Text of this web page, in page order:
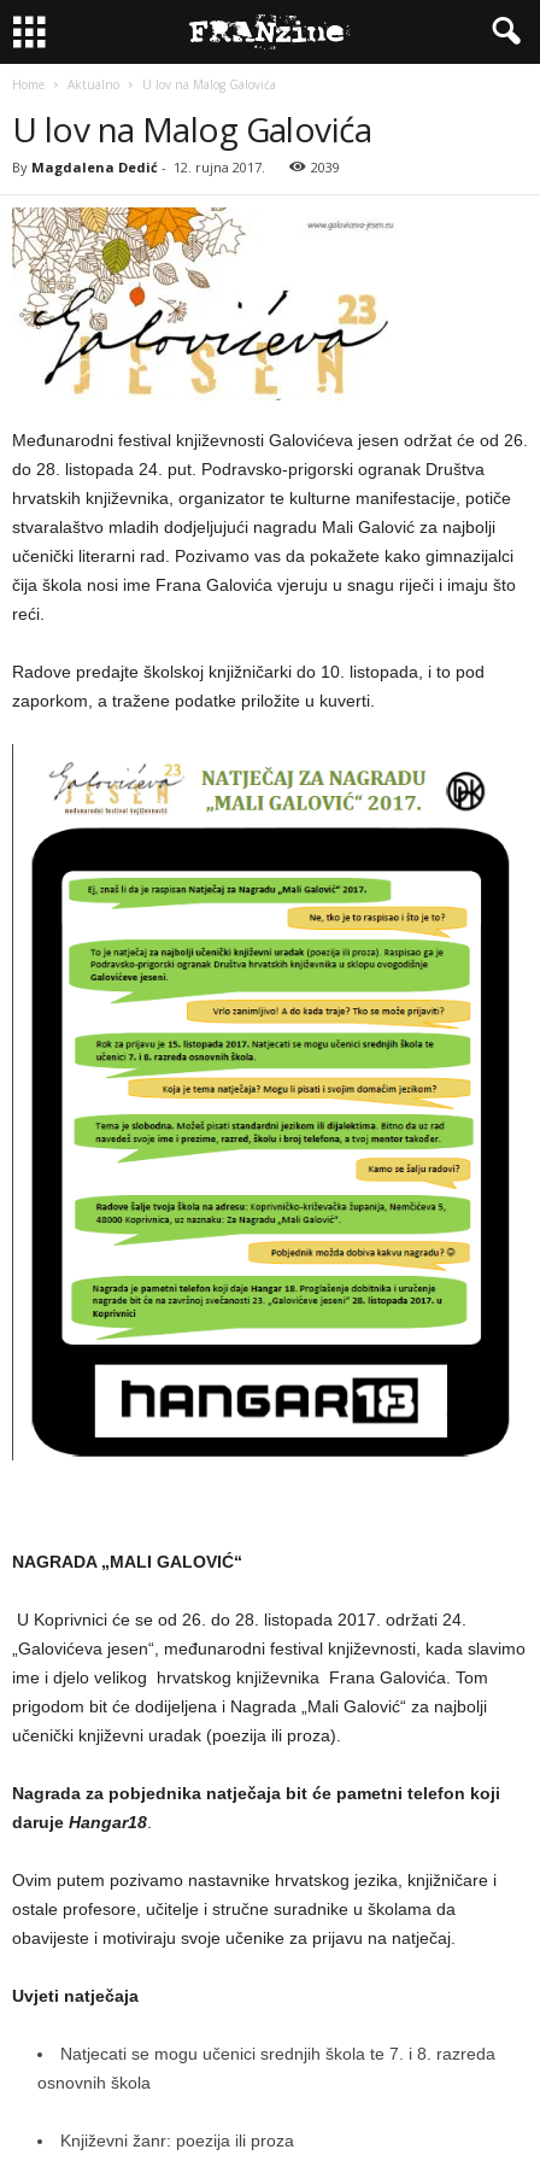
Home Aktualno U lov na Malog Galovića
U lov na Malog Galovića
By Magdalena Dedić - 12. rujna 2017. 2039
Međunarodni festival književnosti Galovićeva jesen održat će od 26.
do 28. listopada 24. put. Podravsko-prigorski ogranak Društva
hrvatskih književnika, organizator te kulturne manifestacije, potiče
stvaralaštvo mladih dodjeljujući nagradu Mali Galović za najbolji
učenički literarni rad. Pozivamo vas da pokažete kako gimnazijalci
čija škola nosi ime Frana Galovića vjeruju u snagu riječi i imaju što
reći.
Radove predajte školskoj knjižničarki do 10. listopada, i to pod
zaporkom, a tražene podatke priložite u kuverti.
NAGRADA „MALI GALOVIĆ“
U Koprivnici će se od 26. do 28. listopada 2017. održati 24.
„Galovićeva jesen“, međunarodni festival književnosti, kada slavimo
ime i djelo velikog hrvatskog književnika Frana Galovića. Tom
prigodom bit će dodijeljena i Nagrada „Mali Galović“ za najbolji
učenički književni uradak (poezija ili proza).
Nagrada za pobjednika natječaja bit će pametni telefon koji
daruje Hangar18.
Ovim putem pozivamo nastavnike hrvatskog jezika, knjižničare i
ostale profesore, učitelje i stručne suradnike u školama da
obavijeste i motiviraju svoje učenike za prijavu na natječaj.
Uvjeti natječaja
Natjecati se mogu učenici srednjih škola te 7. i 8. razreda
osnovnih škola
Književni žanr: poezija ili proza